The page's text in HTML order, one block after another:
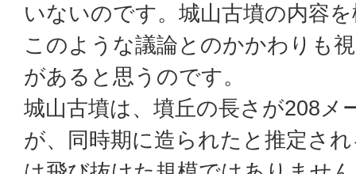
いないのです。城山古墳の内容
このような議論とのかかわりも
があると思うのです。
城山古墳は、墳丘の長さが208メ
が、同時期に造られたと推定さ